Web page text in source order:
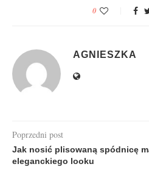
0
AGNIESZKA
Poprzedni post
Jak nosić plisowaną spódnicę
eleganckiego looku